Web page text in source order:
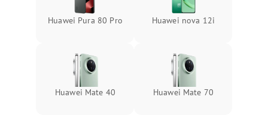
Huawei Pura 80 Pro Huawei nova 12i
Huawei Mate 40 Huawei Mate 70